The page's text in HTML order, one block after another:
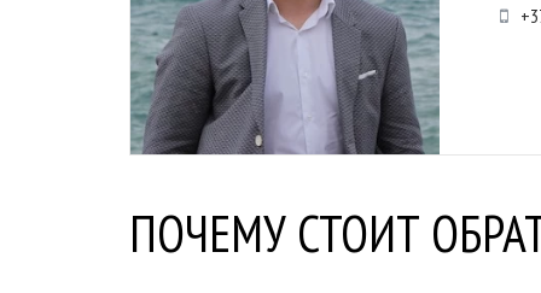
ПОЧЕМУ СТОИТ